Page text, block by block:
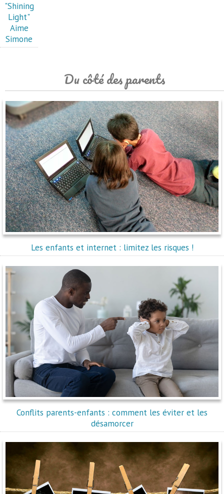
"Shining
Light"
Aime
Simone
Du côté des parents
Les enfants et internet : limitez les risques !
Conflits parents-enfants : comment les éviter et les
désamorcer